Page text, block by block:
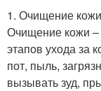
1. Очищение кожи
Очищение кожи
этапов ухода за
пот, пыль,
вызывать зуд,